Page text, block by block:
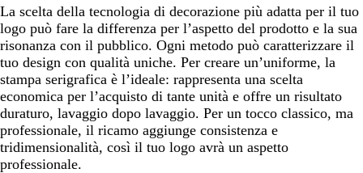
La scelta della tecnologia di decorazione più adatta per il tuo
logo può fare la differenza per l’aspetto del prodotto e la sua
risonanza con il pubblico. Ogni metodo può caratterizzare il
tuo design con qualità uniche. Per creare un’uniforme, la
stampa serigrafica è l’ideale: rappresenta una scelta
economica per l’acquisto di tante unità e offre un risultato
duraturo, lavaggio dopo lavaggio. Per un tocco classico, ma
professionale, il ricamo aggiunge consistenza e
tridimensionalità, così il tuo logo avrà un aspetto
professionale.